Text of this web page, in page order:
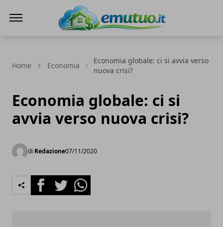
Home Economia
Economia globale: ci si avvia verso
nuova crisi?
Economia globale: ci si
avvia verso nuova crisi?
di Redazione07/11/2020
FacebookTwitterWhatsapp